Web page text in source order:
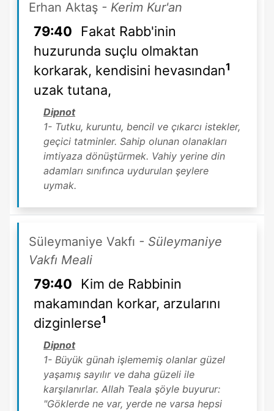
Erhan Aktaş - Kerim Kur'an
79:40
Fakat Rabb'inin
huzurunda suçlu olmaktan
korkarak, kendisini hevasından1
uzak tutana,
Dipnot
1- Tutku, kuruntu, bencil ve çıkarcı istekler,
geçici tatminler. Sahip olunan olanakları
imtiyaza dönüştürmek. Vahiy yerine din
adamları sınıfınca uydurulan şeylere
uymak.
Süleymaniye Vakfı - Süleymaniye
Vakfı Meali
79:40
Kim de Rabbinin
makamından korkar, arzularını
dizginlerse1
Dipnot
1- Büyük günah işlememiş olanlar güzel
yaşamış sayılır ve daha güzeli ile
karşılanırlar. Allah Teala şöyle buyurur:
"Göklerde ne var, yerde ne varsa hepsi